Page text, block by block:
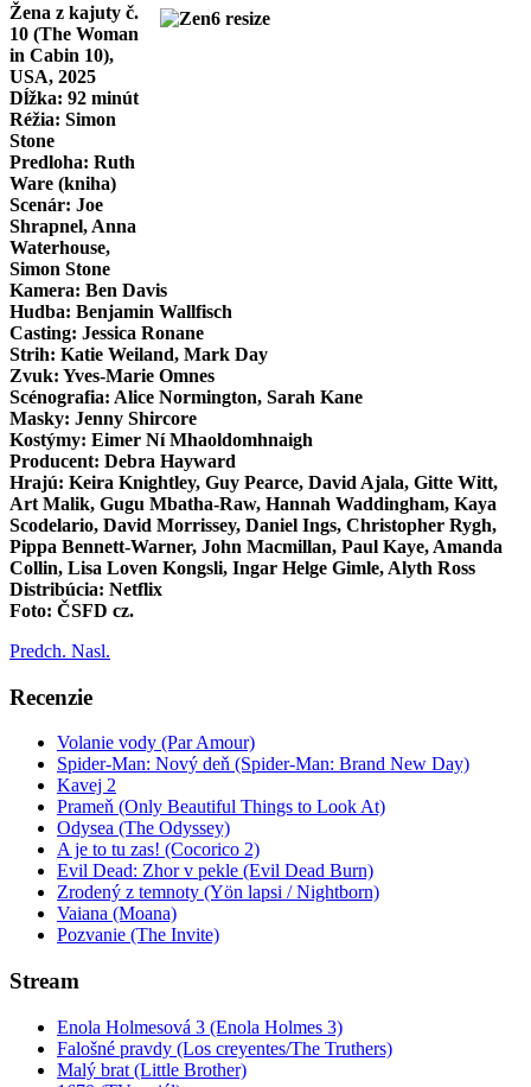
Žena z kajuty č.
10 (The Woman
in Cabin 10),
USA, 2025
Dĺžka: 92 minút
Réžia: Simon
Stone
Predloha: Ruth
Ware (kniha)
Scenár: Joe
Shrapnel, Anna
Waterhouse,
Simon Stone
Kamera: Ben Davis
Hudba: Benjamin Wallfisch
Casting: Jessica Ronane
Strih: Katie Weiland, Mark Day
Zvuk: Yves-Marie Omnes
Scénografia: Alice Normington, Sarah Kane
Masky: Jenny Shircore
Kostýmy: Eimer Ní Mhaoldomhnaigh
Producent: Debra Hayward
Hrajú: Keira Knightley, Guy Pearce, David Ajala, Gitte Witt,
Art Malik, Gugu Mbatha-Raw, Hannah Waddingham, Kaya
Scodelario, David Morrissey, Daniel Ings, Christopher Rygh,
Pippa Bennett-Warner, John Macmillan, Paul Kaye, Amanda
Collin, Lisa Loven Kongsli, Ingar Helge Gimle, Alyth Ross
Distribúcia: Netflix
Foto: ČSFD cz.
Predch. Nasl.
Recenzie
Volanie vody (Par Amour)
Spider-Man: Nový deň (Spider-Man: Brand New Day)
Kavej 2
Prameň (Only Beautiful Things to Look At)
Odysea (The Odyssey)
A je to tu zas! (Cocorico 2)
Evil Dead: Zhor v pekle (Evil Dead Burn)
Zrodený z temnoty (Yön lapsi / Nightborn)
Vaiana (Moana)
Pozvanie (The Invite)
Stream
Enola Holmesová 3 (Enola Holmes 3)
Falošné pravdy (Los creyentes/The Truthers)
Malý brat (Little Brother)